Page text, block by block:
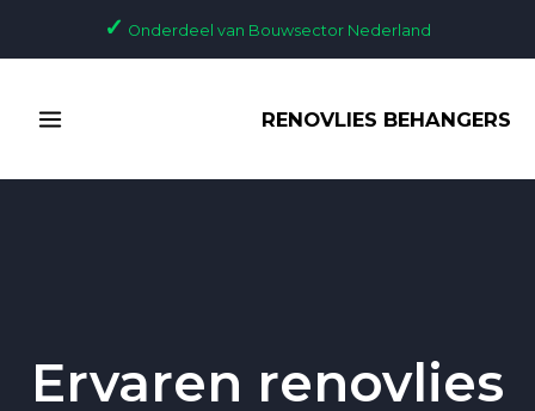
✓ Onderdeel van Bouwsector Nederland
MENU
RENOVLIES BEHANGERS
Ervaren renovlies